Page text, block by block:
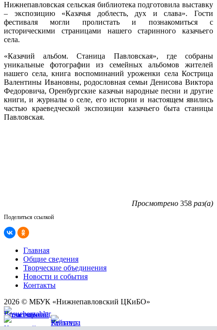
Нижнепавловская сельская библиотека подготовила выставку
– экспозицию «Казачья доблесть, дух и слава». Гости
фестиваля могли пролистать и познакомиться с
историческими страницами нашего старинного казачьего
села.
«Казачий альбом. Станица Павловская», где собраны
уникальные фотографии из семейных альбомов жителей
нашего села, книга воспоминаний уроженки села Кострица
Валентины Ивановны, родословная семьи Денисова Виктора
Федоровича, Оренбургские казачьи народные песни и другие
книги, и журналы о селе, его истории и настоящем явились
частью краеведческой экспозиции казачьего быта станицы
Павловская.
Просмотрено 358 раз(а)
Поделиться ссылкой
Главная
Общие сведения
Творческие объединения
Новости и события
Контакты
2026 © МБУК «Нижнепавловский ЦКиБО»